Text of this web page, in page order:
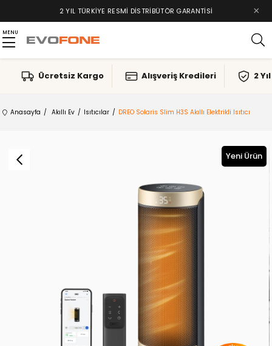
2 YIL TÜRKIYE RESMI DISTRIBÜTÖR GARANTISI ×
MENU
Ücretsiz Kargo Alışveriş Kredileri 2
Anasayfa Akıllı Ev Isıtıcılar DREO Solaris Slim H3S Akıllı Elektrikli Isıtıcı
Yeni Ürün